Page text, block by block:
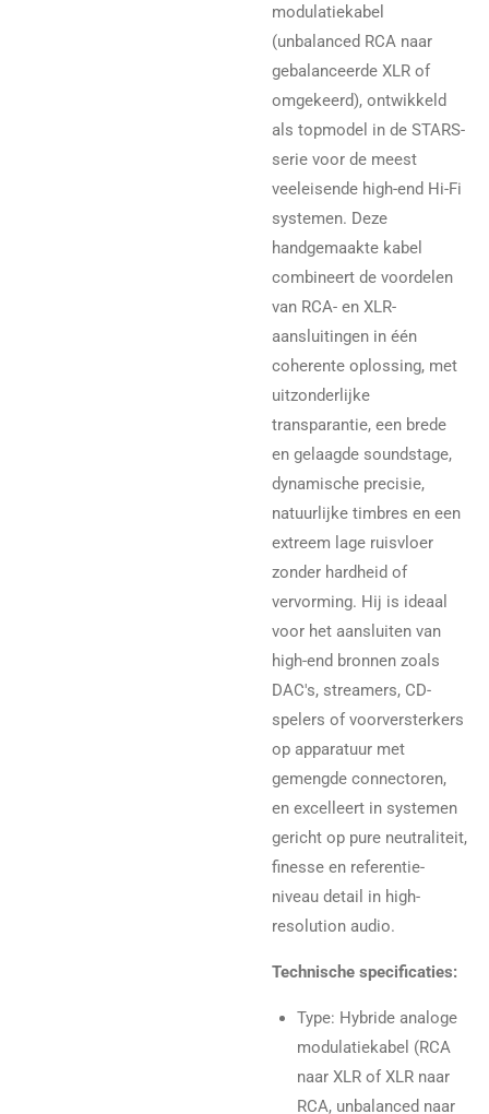
modulatiekabel
(unbalanced RCA naar
gebalanceerde XLR of
omgekeerd), ontwikkeld
als topmodel in de STARS-
serie voor de meest
veeleisende high-end Hi-Fi
systemen. Deze
handgemaakte kabel
combineert de voordelen
van RCA- en XLR-
aansluitingen in één
coherente oplossing, met
uitzonderlijke
transparantie, een brede
en gelaagde soundstage,
dynamische precisie,
natuurlijke timbres en een
extreem lage ruisvloer
zonder hardheid of
vervorming. Hij is ideaal
voor het aansluiten van
high-end bronnen zoals
DAC's, streamers, CD-
spelers of voorversterkers
op apparatuur met
gemengde connectoren,
en excelleert in systemen
gericht op pure neutraliteit,
finesse en referentie-
niveau detail in high-
resolution audio.
Technische specificaties:
Type: Hybride analoge
modulatiekabel (RCA
naar XLR of XLR naar
RCA, unbalanced naar